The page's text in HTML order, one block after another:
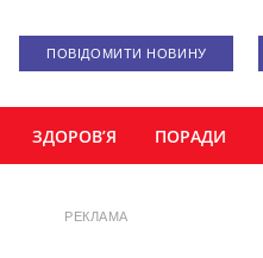
ПОВІДОМИТИ НОВИНУ
ЗДОРОВ’Я ПОРАДИ
РЕКЛАМА